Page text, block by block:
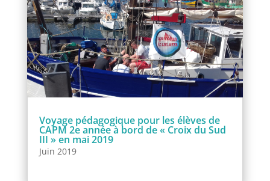
Voyage pédagogique pour les élèves de
CAPM 2e année à bord de « Croix du Sud
III » en mai 2019
Juin 2019